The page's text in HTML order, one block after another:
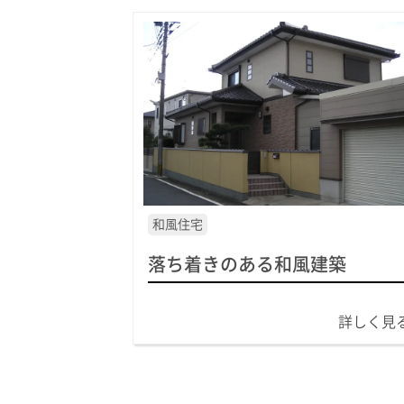
和風住宅
落ち着きのある和風建築
詳しく見